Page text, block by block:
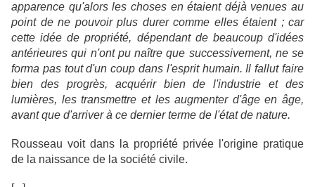
apparence qu'alors les choses en étaient déjà venues au
point de ne pouvoir plus durer comme elles étaient ; car
cette idée de propriété, dépendant de beaucoup d'idées
antérieures qui n'ont pu naître que successivement, ne se
forma pas tout d'un coup dans l'esprit humain. Il fallut faire
bien des progrès, acquérir bien de l'industrie et des
lumières, les transmettre et les augmenter d'âge en âge,
avant que d'arriver à ce dernier terme de l'état de nature.
Rousseau voit dans la propriété privée l'origine pratique
de la naissance de la société civile.